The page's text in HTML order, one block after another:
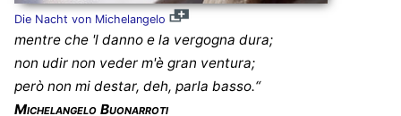
Die Nacht von Michelangelo
mentre che 'l danno e la vergogna dura;
non udir non veder m'è gran ventura;
però non mi destar, deh, parla basso.“
Michelangelo Buonarroti